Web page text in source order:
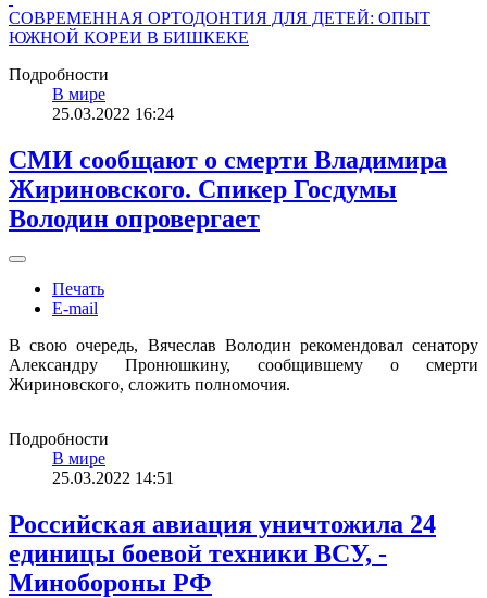
СОВРЕМЕННАЯ ОРТОДОНТИЯ ДЛЯ ДЕТЕЙ: ОПЫТ
ЮЖНОЙ КОРЕИ В БИШКЕКЕ
Подробности
В мире
25.03.2022 16:24
СМИ сообщают о смерти Владимира
Жириновского. Спикер Госдумы
Володин опровергает
Печать
E-mail
В свою очередь, Вячеслав Володин рекомендовал сенатору
Александру Пронюшкину, сообщившему о смерти
Жириновского, сложить полномочия.
Подробности
В мире
25.03.2022 14:51
Российская авиация уничтожила 24
единицы боевой техники ВСУ, -
Минобороны РФ